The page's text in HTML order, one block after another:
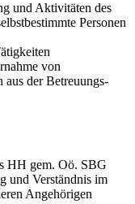
und Aktivitäten des
Personen
von
aus der Betreuungs-
HH gem. Oö. SBG
und Verständnis im
Angehörigen